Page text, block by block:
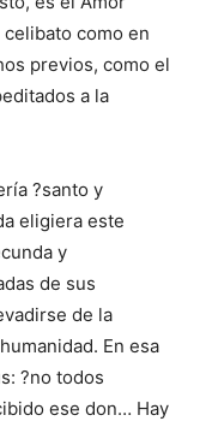
como en
previos, como el
a la
?santo y
eligiera este
y
de sus
de la
En esa
?no todos
ese don… Hay